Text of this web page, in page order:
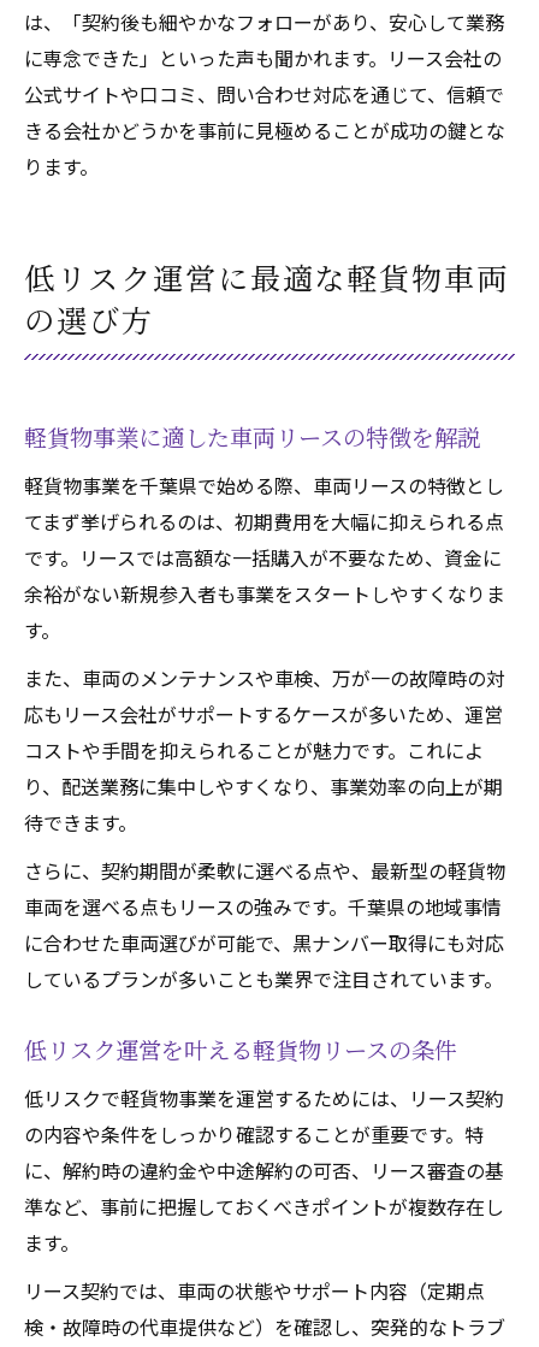
は、「契約後も細やかなフォローがあり、安心して業務
に専念できた」といった声も聞かれます。リース会社の
公式サイトや口コミ、問い合わせ対応を通じて、信頼で
きる会社かどうかを事前に見極めることが成功の鍵とな
ります。
低リスク運営に最適な軽貨物車両
の選び方
軽貨物事業に適した車両リースの特徴を解説
軽貨物事業を千葉県で始める際、車両リースの特徴とし
てまず挙げられるのは、初期費用を大幅に抑えられる点
です。リースでは高額な一括購入が不要なため、資金に
余裕がない新規参入者も事業をスタートしやすくなりま
す。
また、車両のメンテナンスや車検、万が一の故障時の対
応もリース会社がサポートするケースが多いため、運営
コストや手間を抑えられることが魅力です。これによ
り、配送業務に集中しやすくなり、事業効率の向上が期
待できます。
さらに、契約期間が柔軟に選べる点や、最新型の軽貨物
車両を選べる点もリースの強みです。千葉県の地域事情
に合わせた車両選びが可能で、黒ナンバー取得にも対応
しているプランが多いことも業界で注目されています。
低リスク運営を叶える軽貨物リースの条件
低リスクで軽貨物事業を運営するためには、リース契約
の内容や条件をしっかり確認することが重要です。特
に、解約時の違約金や中途解約の可否、リース審査の基
準など、事前に把握しておくべきポイントが複数存在し
ます。
リース契約では、車両の状態やサポート内容（定期点
検・故障時の代車提供など）を確認し、突発的なトラブ